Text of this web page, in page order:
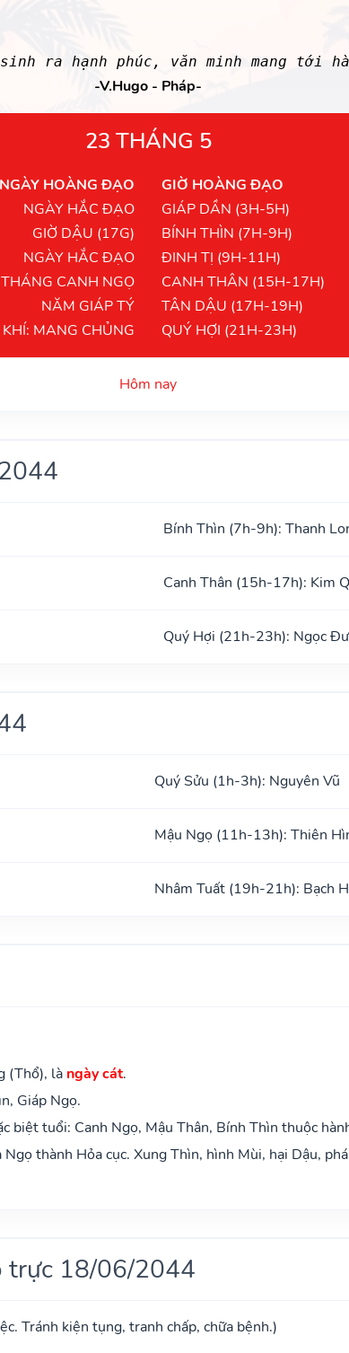
ra hạnh phúc, văn minh mang tới
-V.Hugo - Pháp-
23 THÁNG 5
NGÀY HOÀNG ĐẠO
NGÀY HẮC ĐẠO
GIỜ DẬU (17G)
NGÀY HẮC ĐẠO
THÁNG CANH NGỌ
NĂM GIÁP TÝ
KHÍ: MANG CHỦNG
GIỜ HOÀNG ĐẠO
GIÁP DẦN (3H-5H)
BÍNH THÌN (7H-9H)
ĐINH TỊ (9H-11H)
CANH THÂN (15H-17H)
TÂN DẬU (17H-19H)
QUÝ HỢI (21H-23H)
Hôm nay
Bính Thìn (7h-9h): Thanh
Canh Thân (15h-17h): Kim
Quý Hợi (21h-23h): Ngọc
Quý Sửu (1h-3h): Nguyên Vũ
Mậu Ngọ (11h-13h): Thiên
Nhâm Tuất (19h-21h): Bạch
(Thổ), là ngày cát.
Giáp Ngọ.
biệt tuổi: Canh Ngọ, Mậu Thân, Bính Thìn thuộc
thành Hỏa cục. Xung Thìn, hình Mùi, hại Dậu,
trực 18/06/2044
Tránh kiện tụng, tranh chấp, chữa bệnh.)